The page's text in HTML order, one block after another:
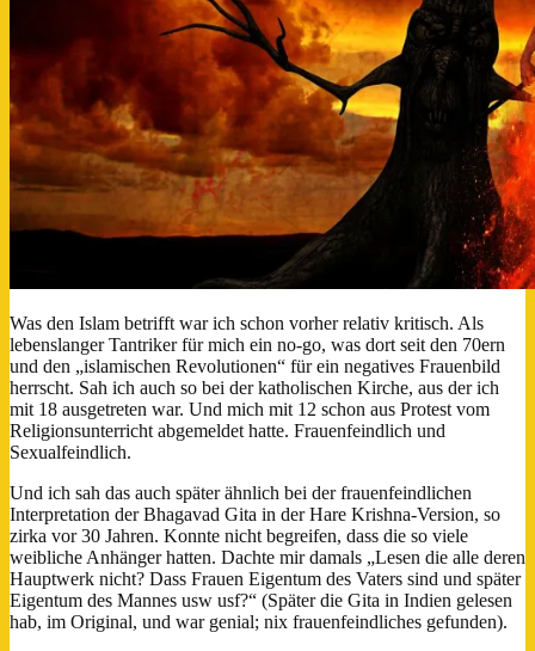
Was den Islam betrifft war ich schon vorher relativ kritisch. Als
lebenslanger Tantriker für mich ein no-go, was dort seit den 70ern
und den „islamischen Revolutionen“ für ein negatives Frauenbild
herrscht. Sah ich auch so bei der katholischen Kirche, aus der ich
mit 18 ausgetreten war. Und mich mit 12 schon aus Protest vom
Religionsunterricht abgemeldet hatte. Frauenfeindlich und
Sexualfeindlich.
Und ich sah das auch später ähnlich bei der frauenfeindlichen
Interpretation der Bhagavad Gita in der Hare Krishna-Version, so
zirka vor 30 Jahren. Konnte nicht begreifen, dass die so viele
weibliche Anhänger hatten. Dachte mir damals „Lesen die alle deren
Hauptwerk nicht? Dass Frauen Eigentum des Vaters sind und später
Eigentum des Mannes usw usf?“ (Später die Gita in Indien gelesen
hab, im Original, und war genial; nix frauenfeindliches gefunden).